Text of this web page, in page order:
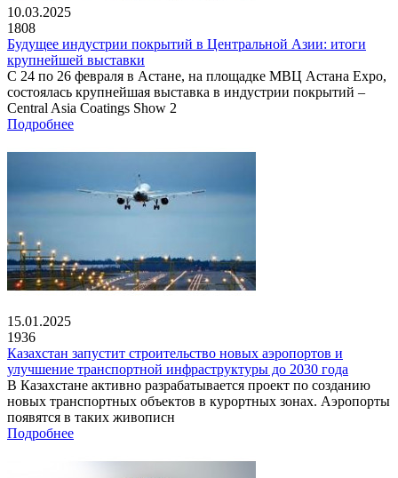
10.03.2025
1808
Будущее индустрии покрытий в Центральной Азии: итоги
крупнейшей выставки
С 24 по 26 февраля в Астане, на площадке МВЦ Астана Expo,
состоялась крупнейшая выставка в индустрии покрытий –
Central Asia Coatings Show 2
Подробнее
15.01.2025
1936
Казахстан запустит строительство новых аэропортов и
улучшение транспортной инфраструктуры до 2030 года
В Казахстане активно разрабатывается проект по созданию
новых транспортных объектов в курортных зонах. Аэропорты
появятся в таких живописн
Подробнее